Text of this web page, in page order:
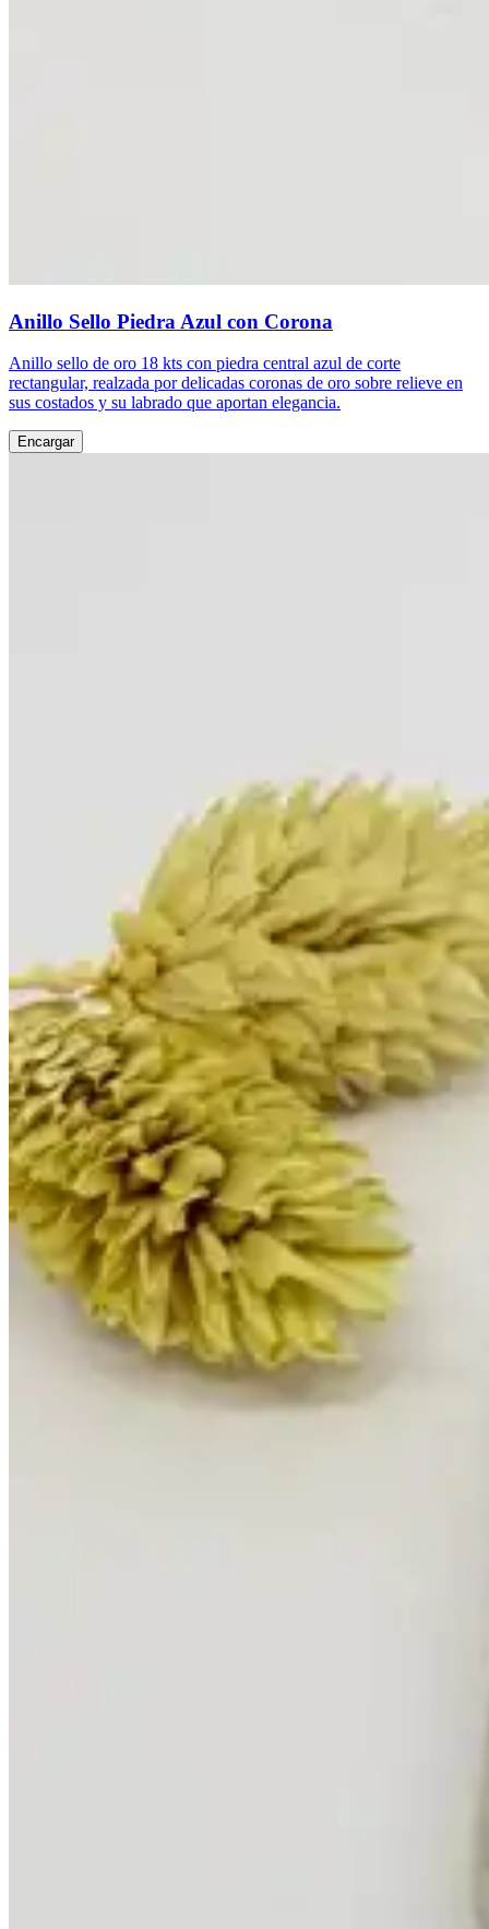
Anillo Sello Piedra Azul con Corona
Anillo sello de oro 18 kts con piedra central azul de corte
rectangular, realzada por delicadas coronas de oro sobre relieve en
sus costados y su labrado que aportan elegancia.
Encargar